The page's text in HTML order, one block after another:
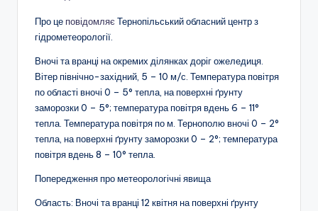
Про це повідомляє Тернопільський обласний центр з
гідрометеорології.
Вночі та вранці на окремих ділянках доріг ожеледиця.
Вітер північно-західний, 5 – 10 м/с. Температура повітря
по області вночі 0 – 5° тепла, на поверхні ґрунту
заморозки 0 – 5°; температура повітря вдень 6 – 11°
тепла. Температура повітря по м. Тернополю вночі 0 – 2°
тепла, на поверхні ґрунту заморозки 0 – 2°; температура
повітря вдень 8 – 10° тепла.
Попередження про метеорологічні явища
Область: Вночі та вранці 12 квітня на поверхні ґрунту